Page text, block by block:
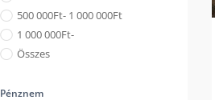
500 000Ft- 1 000 000Ft
1 000 000Ft-
Összes
Pénznem